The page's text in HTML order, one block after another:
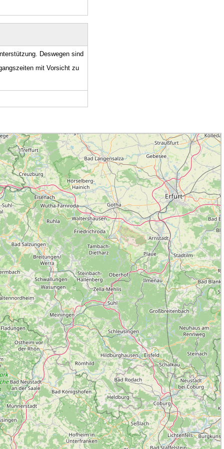
Deswegen sind
mit Vorsicht zu